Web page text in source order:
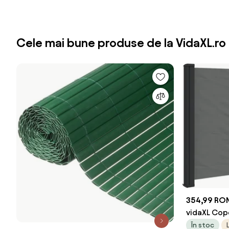
Cele mai bune produse de la VidaXL.ro
354,99
vidaXL
antracit
În stoc